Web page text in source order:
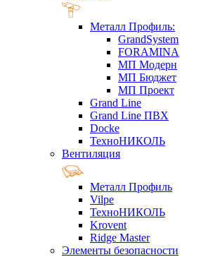
Металл Профиль:
GrandSystem
FORAMINA
МП Модерн
МП Бюджет
МП Проект
Grand Line
Grand Line ПВХ
Docke
ТехноНИКОЛЬ
Вентиляция
Металл Профиль
Vilpe
ТехноНИКОЛЬ
Krovent
Ridge Master
Элементы безопасности